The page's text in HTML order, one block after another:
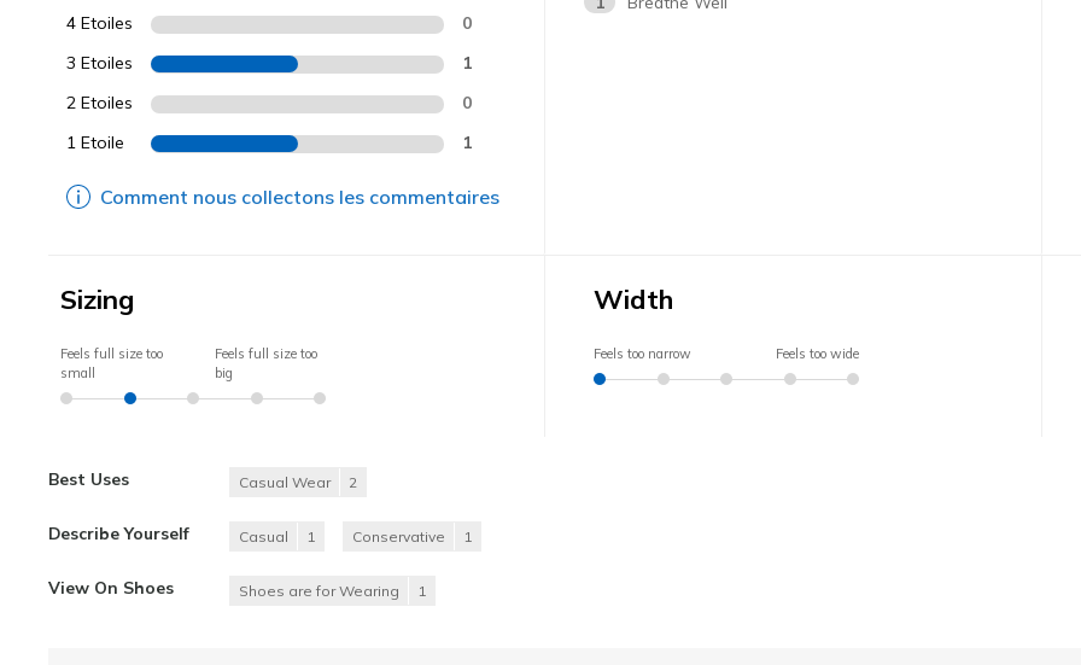
4 Etoiles 0
3 Etoiles 1
2 Etoiles 0
1 Etoile 1
Comment nous collectons les commentaires
Sizing
Feels full size too
small
Feels full size too
big
Width
Feels too narrow Feels too wide
Best Uses Casual Wear 2
Describe Yourself Casual 1 Conservative 1
View On Shoes Shoes are for Wearing 1